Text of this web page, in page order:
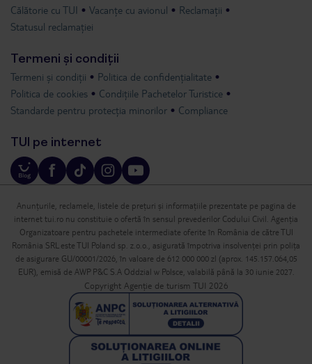
Călătorie cu TUI
Vacanțe cu avionul
Reclamații
Statusul reclamației
Termeni și condiții
Termeni și condiții
Politica de confidențialitate
Politica de cookies
Condițiile Pachetelor Turistice
Standarde pentru protecția minorilor
Compliance
TUI pe internet
Anunțurile, reclamele, listele de prețuri și informațiile prezentate pe pagina de
internet tui.ro nu constituie o ofertă în sensul prevederilor Codului Civil. Agenția
Organizatoare pentru pachetele intermediate oferite în România de către TUI
România SRL este TUI Poland sp. z.o.o., asigurată împotriva insolvenței prin polița
de asigurare GU/00001/2026, în valoare de 612 000 000 zl (aprox. 145.157.064,05
EUR), emisă de AWP P&C S.A Oddzial w Polsce, valabilă până la 30 iunie 2027.
Copyright Agenție de turism TUI 2026